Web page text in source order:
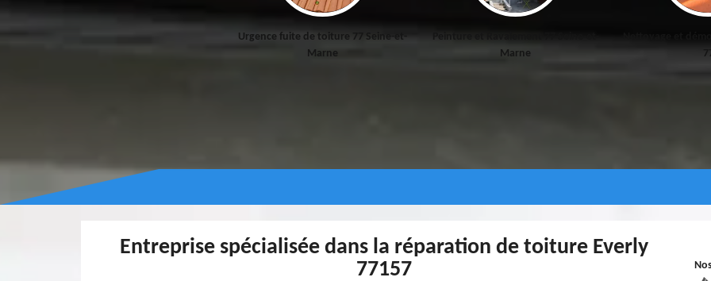
Urgence fuite de toiture 77 Seine-et-
Marne
Peinture et Ravalement 77 Seine-et-
Marne
Entreprise spécialisée dans la réparation de toiture Everly
77157